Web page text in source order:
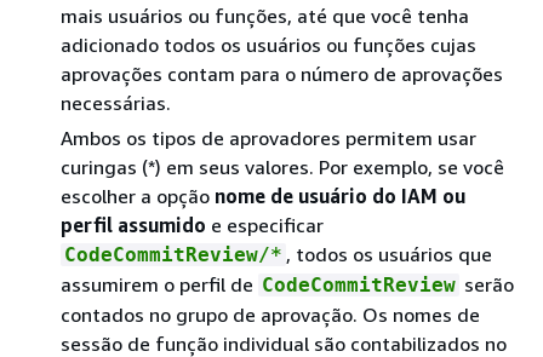
mais usuários ou funções, até que você tenha
adicionado todos os usuários ou funções cujas
aprovações contam para o número de aprovações
necessárias.
Ambos os tipos de aprovadores permitem usar
curingas (*) em seus valores. Por exemplo, se você
escolher a opção nome de usuário do IAM ou
perfil assumido e especificar
CodeCommitReview/* , todos os usuários que
assumirem o perfil de CodeCommitReview serão
contados no grupo de aprovação. Os nomes de
sessão de função individual são contabilizados no